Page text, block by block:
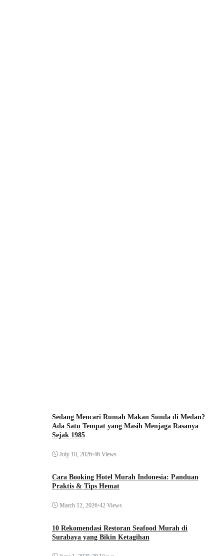
Sedang Mencari Rumah Makan Sunda di Medan?
Ada Satu Tempat yang Masih Menjaga Rasanya
Sejak 1985
July 10, 2026•46 Views
Cara Booking Hotel Murah Indonesia: Panduan
Praktis & Tips Hemat
March 12, 2026•42 Views
10 Rekomendasi Restoran Seafood Murah di
Surabaya yang Bikin Ketagihan